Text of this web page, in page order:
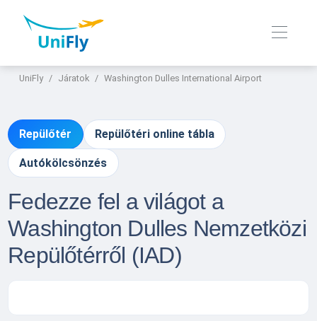
UniFly Járatok Washington Dulles International Airport
Repülőtér Repülőtéri online tábla
Autókölcsönzés
Fedezze fel a világot a
Washington Dulles Nemzetközi
Repülőtérről (IAD)